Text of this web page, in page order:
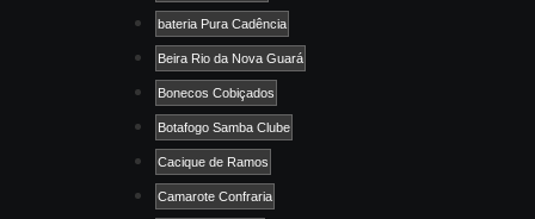
bateria Pura Cadência
Beira Rio da Nova Guará
Bonecos Cobiçados
Botafogo Samba Clube
Cacique de Ramos
Camarote Confraria